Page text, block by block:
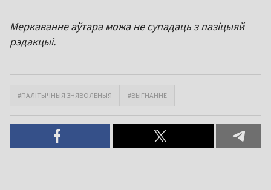
Меркаванне аўтара можа не супадаць з пазіцыяй
рэдакцыі.
#ПАЛІТЫЧНЫЯ ЗНЯВОЛЕНЫЯ #ВЫГНАННЕ